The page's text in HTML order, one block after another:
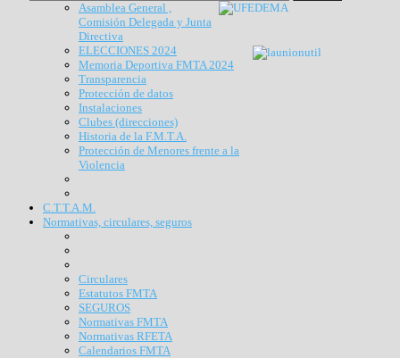
Asamblea General ,
Comisión Delegada y Junta
Directiva
ELECCIONES 2024
Memoria Deportiva FMTA 2024
Transparencia
Protección de datos
Instalaciones
Clubes (direcciones)
Historia de la F.M.T.A.
Protección de Menores frente a la
Violencia
C.T.T.A.M.
Normativas, circulares, seguros
Circulares
Estatutos FMTA
SEGUROS
Normativas FMTA
Normativas RFETA
Calendarios FMTA